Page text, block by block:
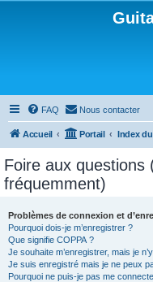
FAQ Nous contacter
Accueil Portail Index
Foire aux questions
fréquemment)
Problèmes de connexion et
Pourquoi dois-je m’enregistrer ?
Que signifie COPPA ?
Je souhaite m’enregistrer, mais je
Je suis enregistré mais je ne peux
Pourquoi ne puis-je pas me